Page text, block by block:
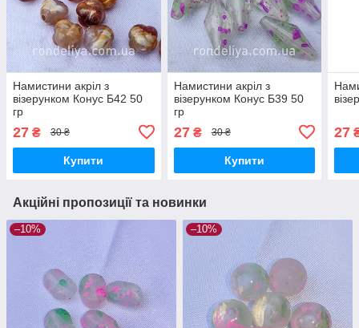
Намистини акріл з
візерунком Конус Б42 50
гр
27 ₴ 30 ₴
Купити
Намистини акріл з
візерунком Конус Б39 50
гр
27₴ 30 ₴
Купити
27
Акційні пропозиції та новинки
–10% –10%